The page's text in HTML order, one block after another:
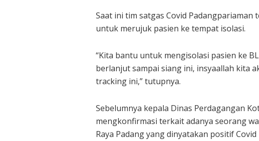
Saat ini tim satgas Covid
untuk merujuk pasien ke tempat isolasi.
“Kita bantu untuk mengisolasi pasien ke
berlanjut sampai siang ini, insyaallah kita
tracking ini,” tutupnya.
Sebelumnya kepala Dinas Perdagangan
mengkonfirmasi terkait adanya seorang
Raya Padang yang dinyatakan positif Covid